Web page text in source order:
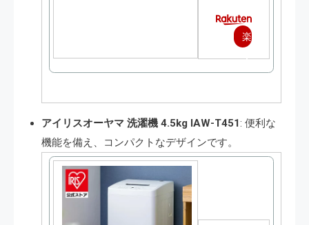
楽
天
購
入
アイリスオーヤマ 洗濯機 4.5kg IAW-T451: 便利な
機能を備え、コンパクトなデザインです​​。